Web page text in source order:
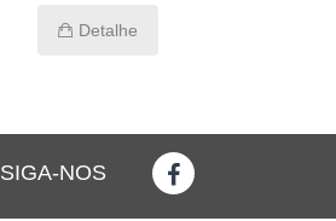
Detalhe
SIGA-NOS